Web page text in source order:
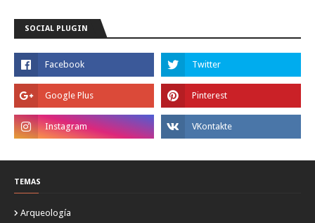
SOCIAL PLUGIN
TEMAS
Arqueología